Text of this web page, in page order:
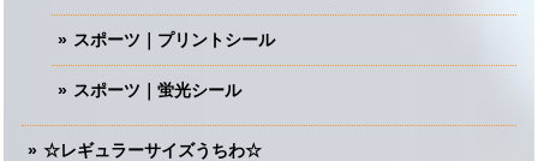
スポーツ｜プリントシール
スポーツ｜蛍光シール
☆レギュラーサイズうちわ☆